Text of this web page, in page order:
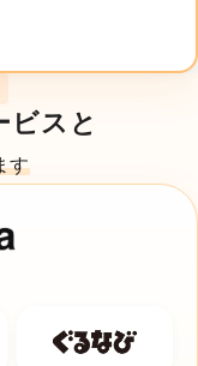
ビスと
す